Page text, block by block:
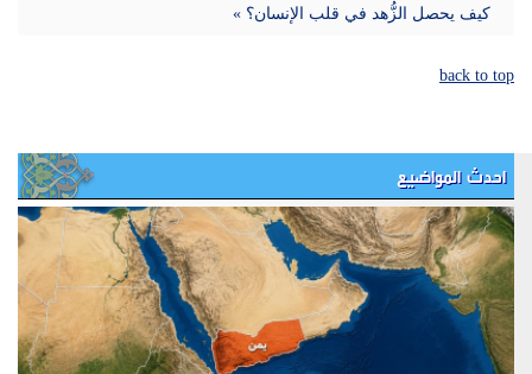
كيف يحصل الزُّهد في قلب الإنسان؟ »
back to top
احدث المواضيع